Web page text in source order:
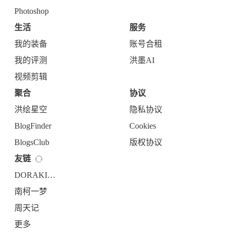
Photoshop
生活
我的装备
我的评测
视频剪辑
服务
账号合租
洪墨AI
聚合
洪绘星空
BlogFinder
BlogsClub
协议
隐私协议
Cookies
版权协议
友链
DORAKIKA
南柯一梦
周天记
更多